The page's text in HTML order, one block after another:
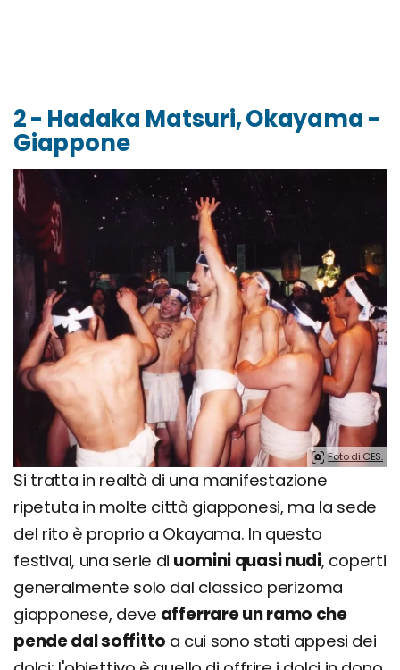
2 - Hadaka Matsuri, Okayama -
Giappone
Foto di CES.
Si tratta in realtà di una manifestazione
ripetuta in molte città giapponesi, ma la sede
del rito è proprio a Okayama. In questo
festival, una serie di uomini quasi nudi, coperti
generalmente solo dal classico perizoma
giapponese, deve afferrare un ramo che
pende dal soffitto a cui sono stati appesi dei